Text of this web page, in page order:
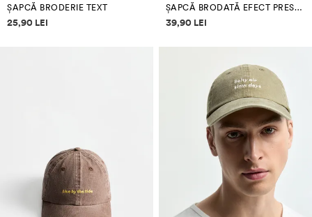
ȘAPCĂ BRODERIE TEXT
Informații despre prețuri
25,90 LEI
ȘAPCĂ BRODATĂ EFECT PRESPĂLAT
Informații despre prețuri
39,90 LEI